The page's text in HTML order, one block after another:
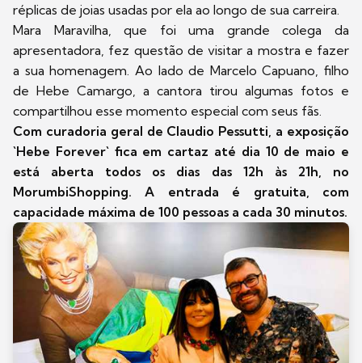
réplicas de joias usadas por ela ao longo de sua carreira.
Mara Maravilha, que foi uma grande colega da
apresentadora, fez questão de visitar a mostra e fazer
a sua homenagem. Ao lado de Marcelo Capuano, filho
de Hebe Camargo, a cantora tirou algumas fotos e
compartilhou esse momento especial com seus fãs.
Com curadoria geral de Claudio Pessutti, a exposição
`Hebe Forever` fica em cartaz até dia 10 de maio e
está aberta todos os dias das 12h às 21h, no
MorumbiShopping. A entrada é gratuita, com
capacidade máxima de 100 pessoas a cada 30 minutos.